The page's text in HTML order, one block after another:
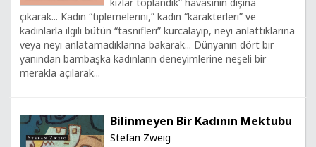
kızlar toplandık” havasının dışına
çıkarak... Kadın “tiplemelerini,” kadın “karakterleri” ve
kadınlarla ilgili bütün “tasnifleri” kurcalayıp, neyi anlattıklarına
veya neyi anlatamadıklarına bakarak... Dünyanın dört bir
yanından bambaşka kadınların deneyimlerine neşeli bir
merakla açılarak...
Bilinmeyen Bir Kadının Mektubu
Stefan Zweig